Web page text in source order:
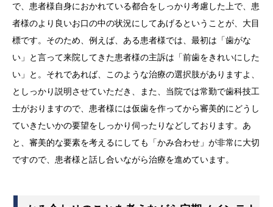
で、患者様自身におかれている都合をしっかり考慮した上で、患
者様のより良いお口の中の状況にしてあげるということが、大目
標です。そのため、例えば、ある患者様では、最初は「歯がな
い」と言って来院してきた患者様の主訴は「前歯をきれいにした
い」と。それであれば、このような治療の選択肢がありますよ、
としっかり説明させていただき、また、当院では常勤で歯科技工
士がおりますので、患者様には仮歯を作ってから審美的にどうし
ていきたいかの要望をしっかり伺ったりなどしております。あ
と、審美的な要素を考えるにしても「かみ合わせ」が非常に大切
ですので、患者様と話し合いながら治療を進めています。